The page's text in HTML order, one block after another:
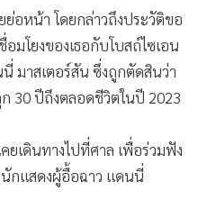
ย่อหน้า โดยกล่าวถึงประวัติขอ
อมโยงของเธอกับโบสถ์ไซเอน
มาสเตอร์สัน ซึ่งถูกตัดสินว่า
30 ปีถึงตลอดชีวิตในปี 2023
ยเดินทางไปที่ศาล เพื่อร่วมฟัง
กแสดงผู้อื้อฉาว แดนนี่